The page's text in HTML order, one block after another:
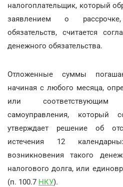
налогоплательщик, который
заявлением о
обязательств, считается
денежного обязательства.
Отложенные суммы
начиная с любого месяца,
или
самоуправления, который
утверждает решение об
истечения 12
возникновения такого
налогового долга, или
(п. 100.7 НКУ).